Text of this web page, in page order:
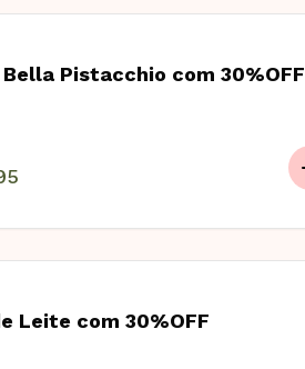
Bella Pistacchio com 30%OFF
Leite com 30%OFF